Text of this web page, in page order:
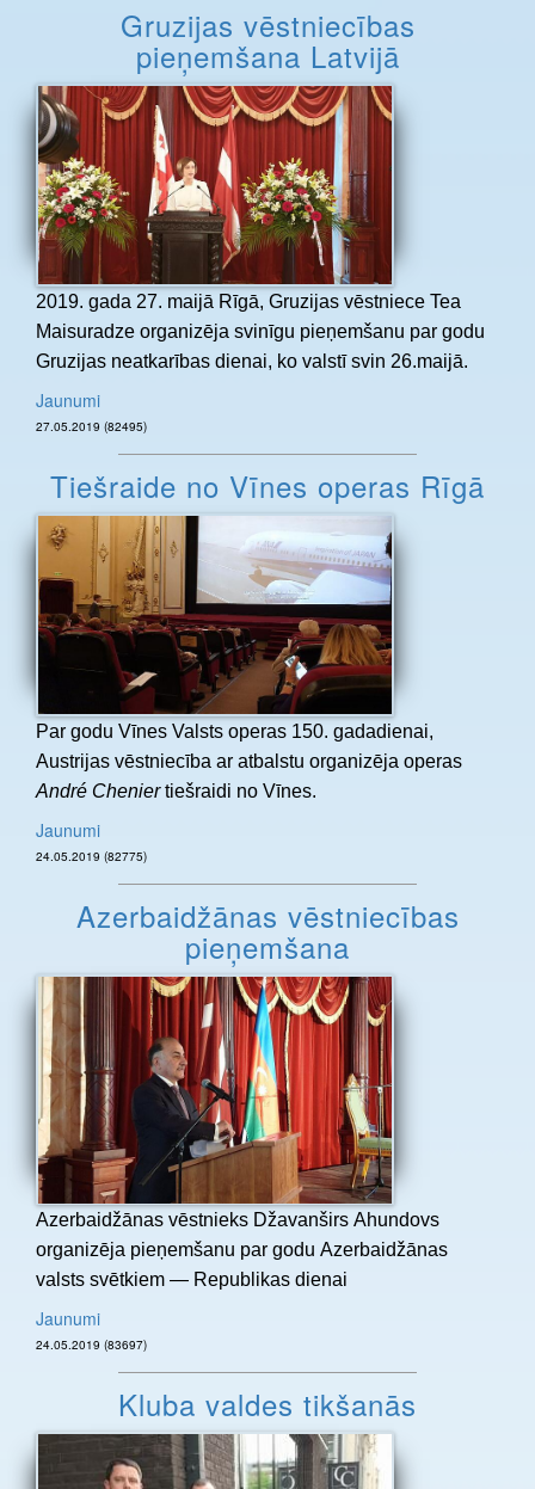
Gruzijas vēstniecības
pieņemšana Latvijā
2019. gada 27. maijā Rīgā, Gruzijas vēstniece Tea
Maisuradze organizēja svinīgu pieņemšanu par godu
Gruzijas neatkarības dienai, ko valstī svin 26.maijā.
Jaunumi
27.05.2019 (82495)
Tiešraide no Vīnes operas Rīgā
Par godu Vīnes Valsts operas 150. gadadienai,
Austrijas vēstniecība ar atbalstu organizēja operas
André Cheniertiešraidi no Vīnes.
Jaunumi
24.05.2019 (82775)
Azerbaidžānas vēstniecības
pieņemšana
Azerbaidžānas vēstnieks Džavanširs Ahundovs
organizēja pieņemšanu par godu Azerbaidžānas
valsts svētkiem — Republikas dienai
Jaunumi
24.05.2019 (83697)
Kluba valdes tikšanās